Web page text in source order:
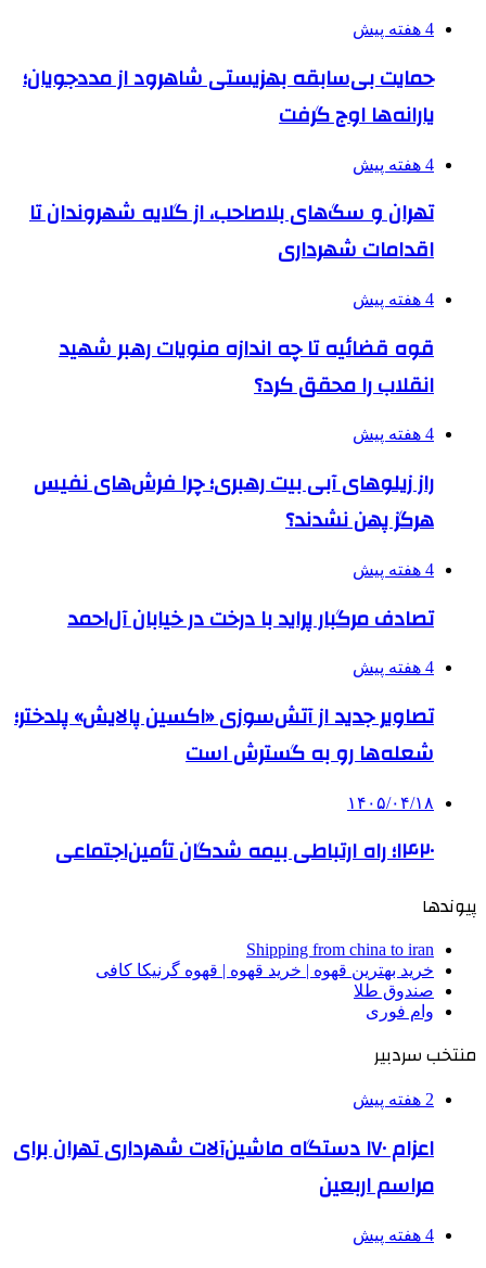
4 هفته پیش
حمایت بی‌سابقه بهزیستی شاهرود از مددجویان؛
یارانه‌ها اوج گرفت
4 هفته پیش
تهران و سگ‌های بلاصاحب، از گلایه شهروندان تا
اقدامات شهرداری
4 هفته پیش
قوه قضائیه تا چه اندازه منویات رهبر شهید
انقلاب را محقق کرد؟
4 هفته پیش
راز زیلوهای آبی بیت رهبری؛ چرا فرش‌های نفیس
هرگز پهن نشدند؟
4 هفته پیش
تصادف مرگبار پراید با درخت در خیابان آل‌احمد
4 هفته پیش
تصاویر جدید از آتش‌سوزی «اکسین پالایش» پلدختر؛
شعله‌ها رو به گسترش است
۱۴۰۵/۰۴/۱۸
۱۴۲۰؛ راه ارتباطی بیمه شدگان تأمین‌اجتماعی
پیوندها
Shipping from china to iran
خرید بهترین قهوه | خرید قهوه | قهوه گرنیکا کافی
صندوق طلا
وام فوری
منتخب سردبیر
2 هفته پیش
اعزام ۱۷۰ دستگاه ماشین‌آلات شهرداری تهران برای
مراسم اربعین
4 هفته پیش